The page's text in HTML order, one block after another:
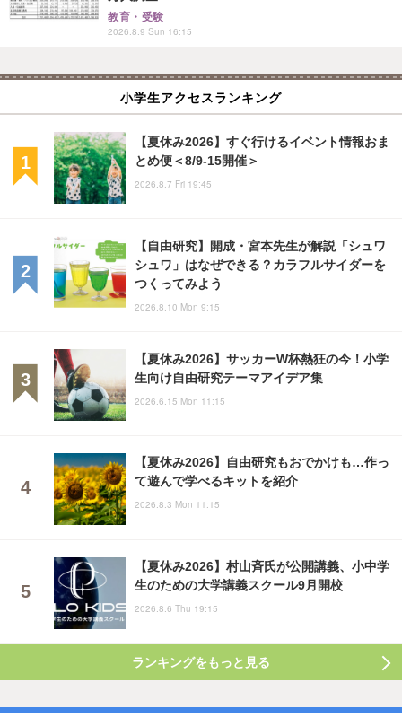
教育・受験
2026.8.9 Sun 16:15
小学生アクセスランキング
【夏休み2026】すぐ行けるイベント情報おま
とめ便＜8/9-15開催＞
2026.8.7 Fri 19:45
【自由研究】開成・宮本先生が解説「シュワ
シュワ」はなぜできる？カラフルサイダーを
つくってみよう
2026.8.10 Mon 9:15
【夏休み2026】サッカーW杯熱狂の今！小学
生向け自由研究テーマアイデア集
2026.6.15 Mon 11:15
【夏休み2026】自由研究もおでかけも…作っ
て遊んで学べるキットを紹介
2026.8.3 Mon 11:15
【夏休み2026】村山斉氏が公開講義、小中学
生のための大学講義スクール9月開校
2026.8.6 Thu 19:15
ランキングをもっと見る